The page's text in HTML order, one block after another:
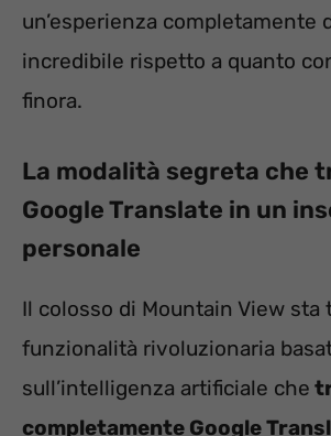
un’esperienza completamente
incredibile rispetto a quanto
finora.
La modalità segreta che
Google Translate in un
personale
Il colosso di Mountain View sta
funzionalità rivoluzionaria
sull’intelligenza artificiale che
completamente Google